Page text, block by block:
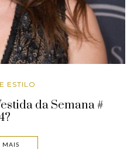
ESTILO
da Semana #
MAIS